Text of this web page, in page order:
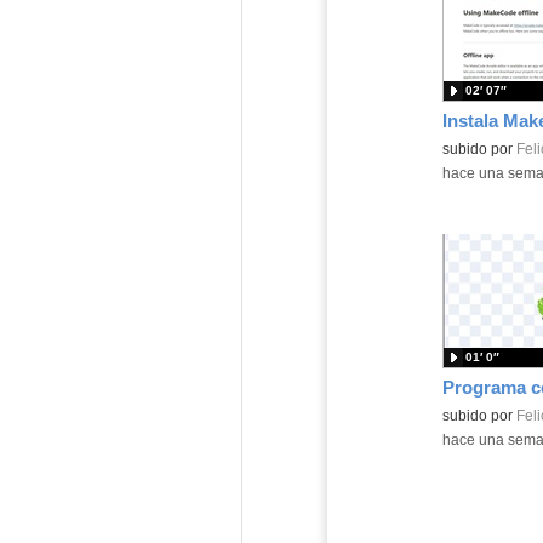
Contenido
subido por
02′ 07″
-hace una
Contenido
subido por
01′ 0″
-hace una